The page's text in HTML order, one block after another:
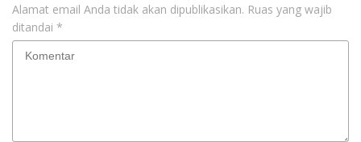
Alamat email Anda tidak akan dipublikasikan. Ruas yang wajib
ditandai *